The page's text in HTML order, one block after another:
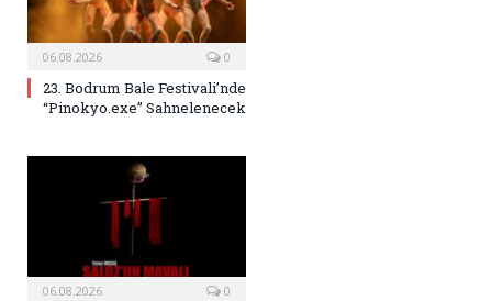
06.08.2026 0
23. Bodrum Bale Festivali’nde
“Pinokyo.exe” Sahnelenecek
06.08.2026 0